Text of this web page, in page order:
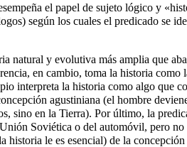
el papel de sujeto lógico y
según los cuales el predicado se
natural y evolutiva más amplia que
en cambio, toma la historia
interpreta la historia como algo que
agustiniana (el hombre
en la Tierra). Por último, la
Soviética o del automóvil, pero
le es esencial) de la